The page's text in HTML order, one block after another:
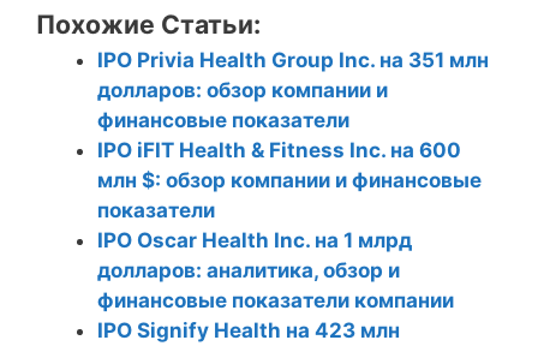
Похожие Статьи:
IPO Privia Health Group Inc. на 351 млн
долларов: обзор компании и
финансовые показатели
IPO iFIT Health & Fitness Inc. на 600
млн $: обзор компании и финансовые
показатели
IPO Oscar Health Inc. на 1 млрд
долларов: аналитика, обзор и
финансовые показатели компании
IPO Signify Health на 423 млн